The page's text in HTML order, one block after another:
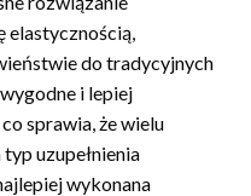
do tradycyjnych
i lepiej
sprawia, że wielu
uzupełnienia
wykonana